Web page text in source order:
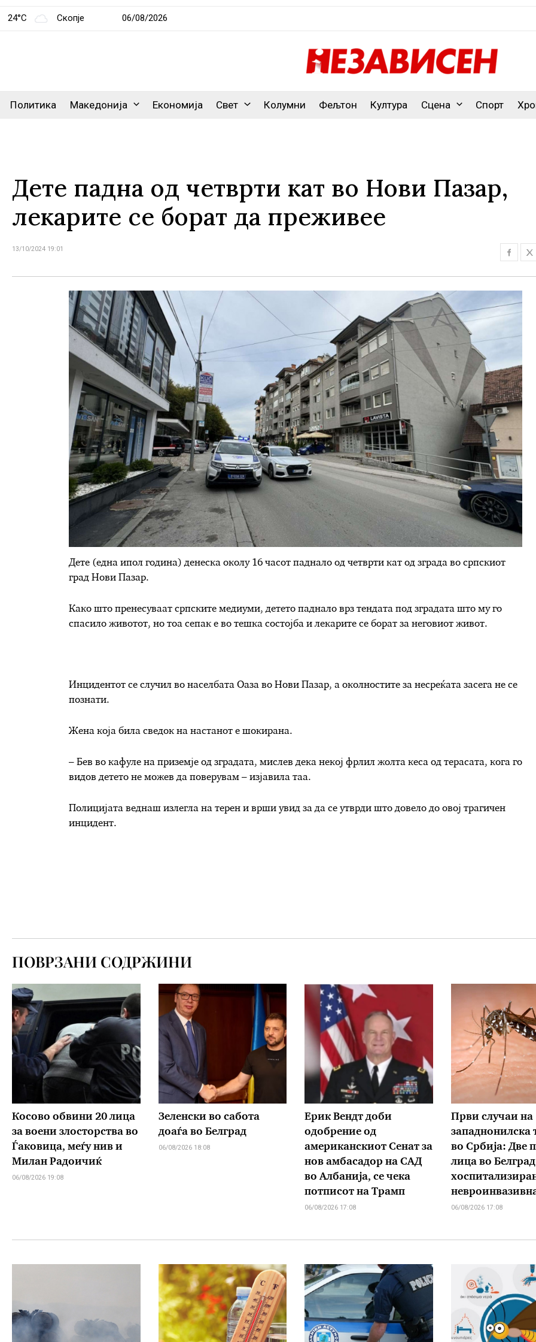
24°C Скопје 06/08/2026
Политика Македонија Економија Свет Колумни Фељтон Култура Сцена Спорт
Дете падна од четврти кат во Нови Пазар,
лекарите се борат да преживее
13/10/2024 19:01
Дете (една ипол година) денеска околу 16 часот паднало од четврти кат од зграда во српскиот
град Нови Пазар.
Како што пренесуваат српските медиуми, детето паднало врз тендата под зградата што му го
спасило животот, но тоа сепак е во тешка состојба и лекарите се борат за неговиот живот.
Инцидентот се случил во населбата Оаза во Нови Пазар, а околностите за несреќата засега не се
познати.
Жена која била сведок на настанот е шокирана.
– Бев во кафуле на приземје од зградата, мислев дека некој фрлил жолта кеса од терасата, кога го
видов детето не можев да поверувам – изјавила таа.
Полицијата веднаш излегла на терен и врши увид за да се утврди што довело до овој трагичен
инцидент.
ПОВРЗАНИ СОДРЖИНИ
Косово обвини 20 лица
за воени злосторства во
Ѓаковица, меѓу нив и
Милан Радоичиќ
06/08/2026 19:08
Зеленски во сабота
доаѓа во Белград
06/08/2026 18:08
Ерик Вендт доби
одобрение од
американскиот Сенат за
нов амбасадор на САД
во Албанија, се чека
потписот на Трамп
06/08/2026 17:08
Први случаи на
западнонилска
во Србија: Две
лица во Белград
06/08/2026 17:08